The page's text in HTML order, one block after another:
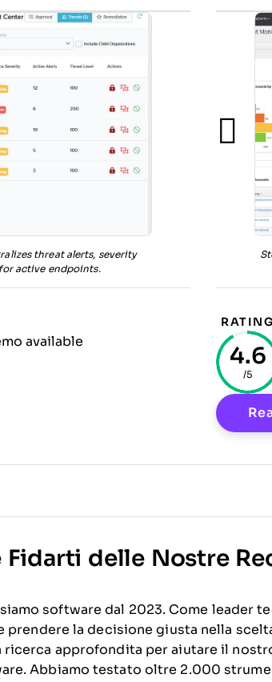
threat alerts, severity
active endpoints.
available
4.6
/5
Fidarti delle Nostre
software dal 2023. Come leader
prendere la decisione giusta nella
ricerca approfondita per aiutare il
Abbiamo testato oltre 2.000